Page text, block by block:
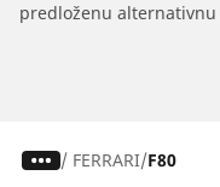
predloženu
/ FERRARI F80